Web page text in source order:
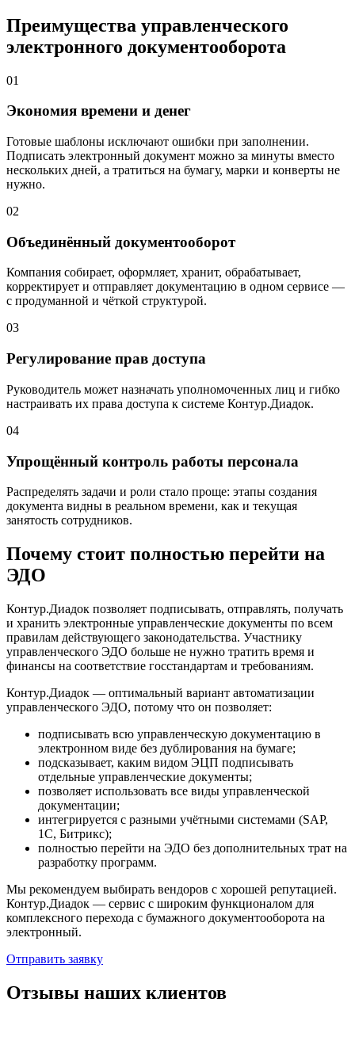
Преимущества управленческого
электронного документооборота
01
Экономия времени и денег
Готовые шаблоны исключают ошибки при заполнении.
Подписать электронный документ можно за минуты вместо
нескольких дней, а тратиться на бумагу, марки и конверты не
нужно.
02
Объединённый документооборот
Компания собирает, оформляет, хранит, обрабатывает,
корректирует и отправляет документацию в одном сервисе —
с продуманной и чёткой структурой.
03
Регулирование прав доступа
Руководитель может назначать уполномоченных лиц и гибко
настраивать их права доступа к системе Контур.Диадок.
04
Упрощённый контроль работы персонала
Распределять задачи и роли стало проще: этапы создания
документа видны в реальном времени, как и текущая
занятость сотрудников.
Почему стоит полностью перейти на
ЭДО
Контур.Диадок позволяет подписывать, отправлять, получать
и хранить электронные управленческие документы по всем
правилам действующего законодательства. Участнику
управленческого ЭДО больше не нужно тратить время и
финансы на соответствие госстандартам и требованиям.
Контур.Диадок — оптимальный вариант автоматизации
управленческого ЭДО, потому что он позволяет:
подписывать всю управленческую документацию в
электронном виде без дублирования на бумаге;
подсказывает, каким видом ЭЦП подписывать
отдельные управленческие документы;
позволяет использовать все виды управленческой
документации;
интегрируется с разными учётными системами (SAP,
1С, Битрикс);
полностью перейти на ЭДО без дополнительных трат на
разработку программ.
Мы рекомендуем выбирать вендоров с хорошей репутацией.
Контур.Диадок — сервис с широким функционалом для
комплексного перехода с бумажного документооборота на
электронный.
Отправить заявку
Отзывы наших клиентов